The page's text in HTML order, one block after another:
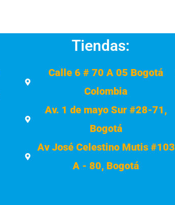
Tiendas:
Calle 6 # 70 A 05 Bogotá
Colombia
Av. 1 de mayo Sur #28-71,
Bogotá
Av José Celestino Mutis #103
A - 80, Bogotá